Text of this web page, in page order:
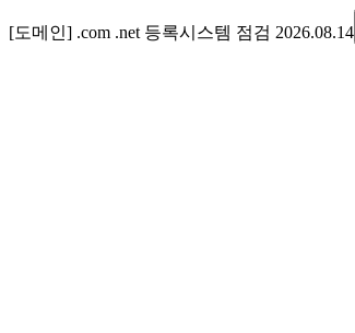
[도메인] .com .net 등록시스템 점검 2026.08.14